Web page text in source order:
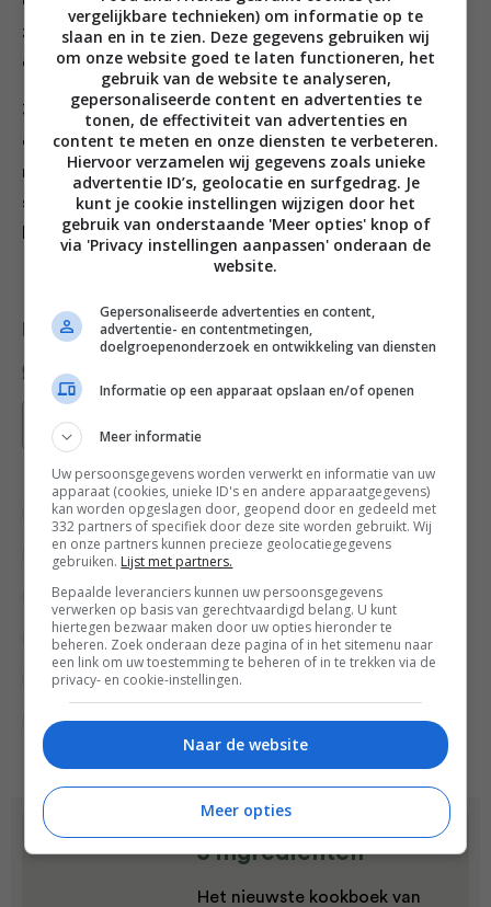
zijn in de braadpan, roer de worcestersaus en mosterd
erdoor en giet er 800 ml kokend water uit de ketel bij.
3. Leg een deksel op de pan en zet hem 4 uur in de
oven, of tot het vlees supermals is. Maak de stoof zo
nodig aan met een scheutje water, proef, voeg naar
smaak zeezout en zwarte peper toe en schep de
kommen vol.
Deel dit recept
Bewaar recept
5 ingrediënten Comfort Food
Comfort Food recepten Gangen
Hoofdgerecht Jamie Oliver
Recept van de dag Recepten Rundvlees
Stoofgerechten Wat eten we vandaag?
Winterrecepten
5 ingredienten
Het nieuwste kookboek van
vergelijkbare technieken) om informatie op te
slaan en in te zien. Deze gegevens gebruiken wij
om onze website goed te laten functioneren, het
gebruik van de website te analyseren,
gepersonaliseerde content en advertenties te
tonen, de effectiviteit van advertenties en
content te meten en onze diensten te verbeteren.
Hiervoor verzamelen wij gegevens zoals unieke
advertentie ID’s, geolocatie en surfgedrag. Je
kunt je cookie instellingen wijzigen door het
gebruik van onderstaande 'Meer opties' knop of
via 'Privacy instellingen aanpassen' onderaan de
website.
Gepersonaliseerde advertenties en content,
advertentie- en contentmetingen,
doelgroepenonderzoek en ontwikkeling van diensten
Informatie op een apparaat opslaan en/of openen
Meer informatie
Uw persoonsgegevens worden verwerkt en informatie van uw
apparaat (cookies, unieke ID's en andere apparaatgegevens)
kan worden opgeslagen door, geopend door en gedeeld met
332 partners of specifiek door deze site worden gebruikt. Wij
en onze partners kunnen precieze geolocatiegegevens
gebruiken. Lijst met partners.
Bepaalde leveranciers kunnen uw persoonsgegevens
verwerken op basis van gerechtvaardigd belang. U kunt
hiertegen bezwaar maken door uw opties hieronder te
beheren. Zoek onderaan deze pagina of in het sitemenu naar
een link om uw toestemming te beheren of in te trekken via de
privacy- en cookie-instellingen.
Naar de website
Meer opties